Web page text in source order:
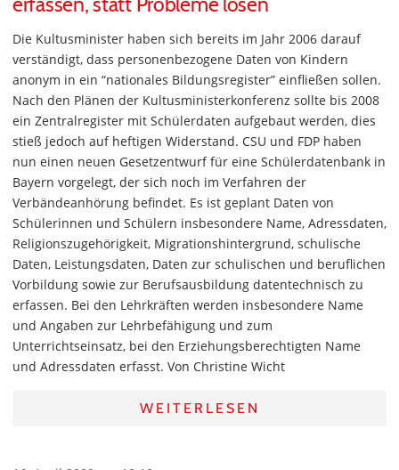
Die Kultusminister haben sich bereits im Jahr 2006 darauf
verständigt, dass personenbezogene Daten von Kindern
anonym in ein “nationales Bildungsregister” einfließen sollen.
Nach den Plänen der Kultusministerkonferenz sollte bis 2008
ein Zentralregister mit Schülerdaten aufgebaut werden, dies
stieß jedoch auf heftigen Widerstand. CSU und FDP haben
nun einen neuen Gesetzentwurf für eine Schülerdatenbank in
Bayern vorgelegt, der sich noch im Verfahren der
Verbändeanhörung befindet. Es ist geplant Daten von
Schülerinnen und Schülern insbesondere Name, Adressdaten,
Religionszugehörigkeit, Migrationshintergrund, schulische
Daten, Leistungsdaten, Daten zur schulischen und beruflichen
Vorbildung sowie zur Berufsausbildung datentechnisch zu
erfassen. Bei den Lehrkräften werden insbesondere Name
und Angaben zur Lehrbefähigung und zum
Unterrichtseinsatz, bei den Erziehungsberechtigten Name
und Adressdaten erfasst. Von Christine Wicht
WEITERLESEN